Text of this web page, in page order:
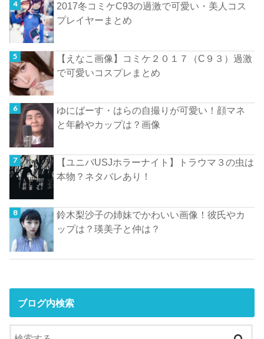
2017冬コミケC93の過激で可愛い・美人コス
プレイヤーまとめ
【えなこ画像】コミケ２０１７（C９３）過激
で可愛いコスプレまとめ
ゆにばーす・はらの自撮りが可愛い！顔マネ
と年齢やカップは？画像
【ユニバUSJホラーナイト】トラウマ３の虫は
本物？ネタバレあり！
鈴木梨沙子の姉妹でかわいい画像！彼氏やカ
ップは？瑛美子と仲は？
ブログ内検索